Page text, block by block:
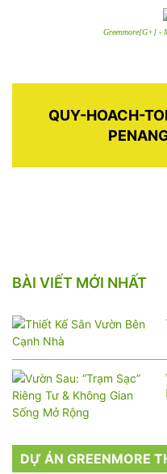
Greenmore[G+] -
QUY-HOACH-
BÀI VIẾT MỚI NHẤT
DỰ ÁN GREENMORE